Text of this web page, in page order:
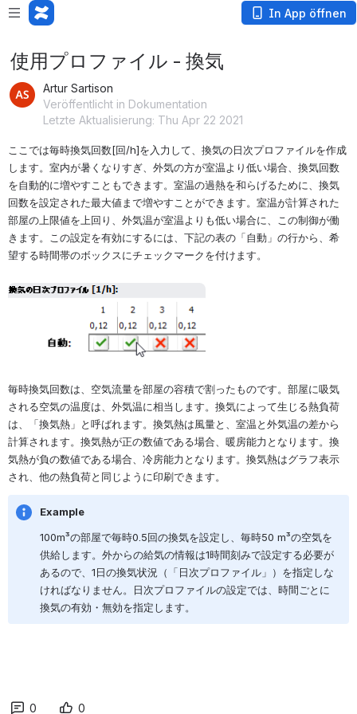
In App öffnen
使用プロファイル - 換気
Artur Sartison
Veröffentlicht in Dokumentation
Letzte Aktualisierung: Thu Apr 22 2021
ここでは毎時換気回数[回/h]を入力して、換気の日次プロファイルを作成
します。室内が暑くなりすぎ、外気の方が室温より低い場合、換気回数
を自動的に増やすこともできます。室温の過熱を和らげるために、換気
回数を設定された最大値まで増やすことができます。室温が計算された
部屋の上限値を上回り、外気温が室温よりも低い場合に、この制御が働
きます。この設定を有効にするには、下記の表の「自動」の行から、希
望する時間帯のボックスにチェックマークを付けます。
öffnen
毎時換気回数は、空気流量を部屋の容積で割ったものです。部屋に吸気
される空気の温度は、外気温に相当します。換気によって生じる熱負荷
は、「換気熱」と呼ばれます。換気熱は風量と、室温と外気温の差から
計算されます。換気熱が正の数値である場合、暖房能力となります。換
気熱が負の数値である場合、冷房能力となります。換気熱はグラフ表示
され、他の熱負荷と同じように印刷できます。
Example
100m³の部屋で毎時0.5回の換気を設定し、毎時50 m³の空気を
供給します。外からの給気の情報は1時間刻みで設定する必要が
あるので、 1日の換気状況（「日次プロファイル」）を指定しな
ければなりません。日次プロファイルの設定では、時間ごとに
換気の有効・無効を指定します。
0 0